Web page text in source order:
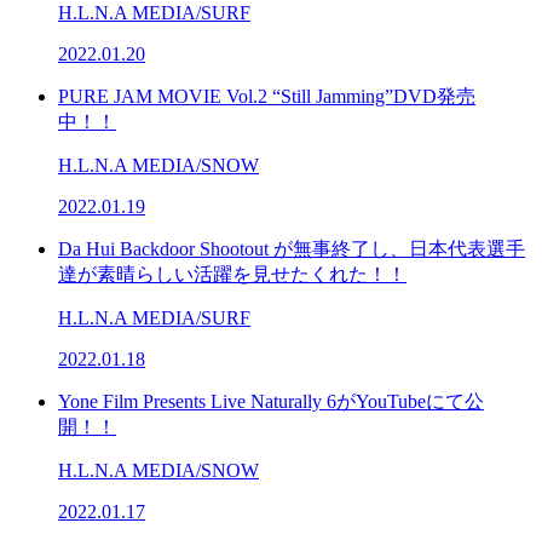
H.L.N.A MEDIA/SURF
2022.01.20
PURE JAM MOVIE Vol.2 “Still Jamming”DVD発売
中！！
H.L.N.A MEDIA/SNOW
2022.01.19
Da Hui Backdoor Shootout が無事終了し、日本代表選手
達が素晴らしい活躍を見せたくれた！！
H.L.N.A MEDIA/SURF
2022.01.18
Yone Film Presents Live Naturally 6がYouTubeにて公
開！！
H.L.N.A MEDIA/SNOW
2022.01.17